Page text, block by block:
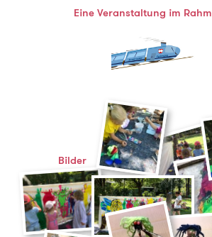
Eine Veranstaltung im
Bilder